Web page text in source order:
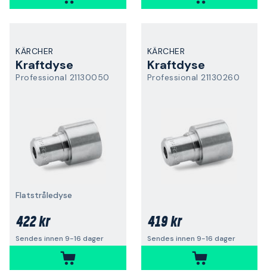
KÄRCHER
Kraftdyse
Professional 21130050
Flatstråledyse
422 kr
Sendes innen 9-16 dager
KÄRCHER
Kraftdyse
Professional 21130260
419 kr
Sendes innen 9-16 dager